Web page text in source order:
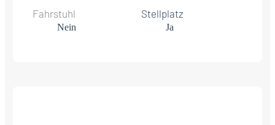
Fahrstuhl
Nein
Stellplatz
Ja